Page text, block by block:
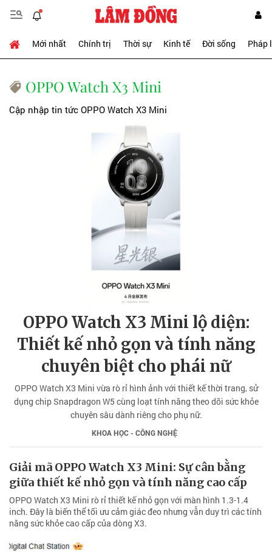
Mới nhất Chính trị Thời sự Kinh tế Đời sống Pháp
OPPO Watch X3 Mini
Cập nhập tin tức OPPO Watch X3 Mini
OPPO Watch X3 Mini lộ diện:
Thiết kế nhỏ gọn và tính năng
chuyên biệt cho phái nữ
OPPO Watch X3 Mini vừa rò rỉ hình ảnh với thiết kế thời trang, sử
dụng chip Snapdragon W5 cùng loạt tính năng theo dõi sức khỏe
chuyên sâu dành riêng cho phụ nữ.
KHOA HỌC - CÔNG NGHỆ
Giải mã OPPO Watch X3 Mini: Sự cân bằng
giữa thiết kế nhỏ gọn và tính năng cao cấp
OPPO Watch X3 Mini rò rỉ thiết kế nhỏ gọn với màn hình 1.3-1.4
inch. Đây là biến thể tối ưu cảm giác đeo nhưng vẫn duy trì các tính
năng sức khỏe cao cấp của dòng X3.